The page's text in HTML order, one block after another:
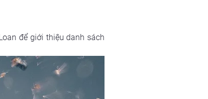
để giới thiệu danh sách